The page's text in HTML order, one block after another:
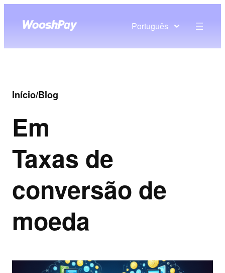
Português
Início/Blog
Em
Taxas de
conversão de
moeda